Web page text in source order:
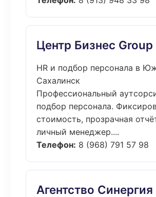
Центр Бизнес Group
HR и подбор персонала в
Сахалинск
Профессиональный
подбор персонала.
стоимость, прозрачная
личный менеджер....
Телефон: 8 (968) 791 57 98
Агентство